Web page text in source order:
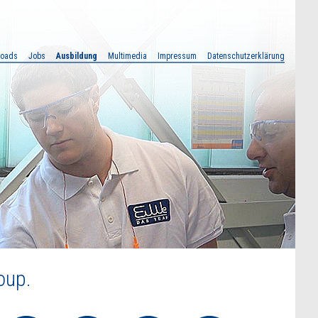
Jobs Ausbildung Multimedia Impressum Datenschutzerklärung